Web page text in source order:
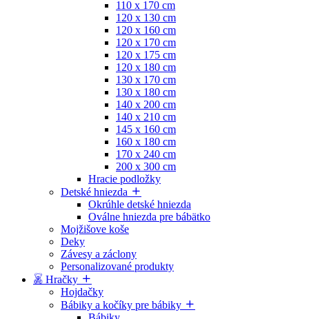
110 x 170 cm
120 x 130 cm
120 x 160 cm
120 x 170 cm
120 x 175 cm
120 x 180 cm
130 x 170 cm
130 x 180 cm
140 x 200 cm
140 x 210 cm
145 x 160 cm
160 x 180 cm
170 x 240 cm
200 x 300 cm
Hracie podložky
Detské hniezda
Okrúhle detské hniezda
Oválne hniezda pre bábätko
Mojžišove koše
Deky
Závesy a záclony
Personalizované produkty
Hračky
Hojdačky
Bábiky a kočíky pre bábiky